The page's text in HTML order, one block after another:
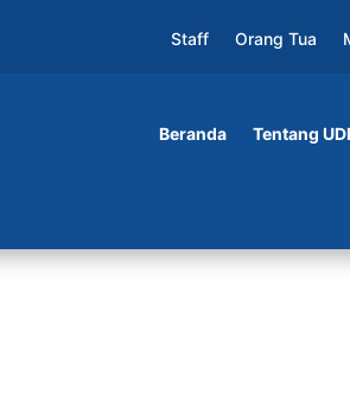
Staff Orang Tua
Beranda Tentang